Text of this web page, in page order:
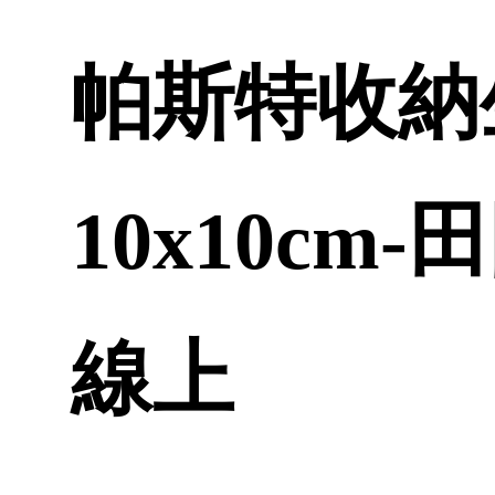
帕斯特收
10x10cm-
線上